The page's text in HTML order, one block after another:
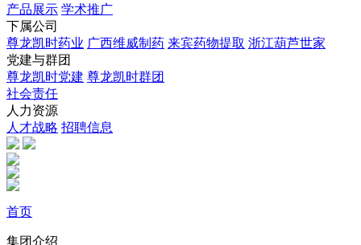
产品展示 学术推广
下属公司
尊龙凯时药业 广西维威制药 来宾药物提取 浙江葫芦世家
党建与群团
尊龙凯时党建 尊龙凯时群团
社会责任
人力资源
人才战略 招聘信息
首页
集团介绍